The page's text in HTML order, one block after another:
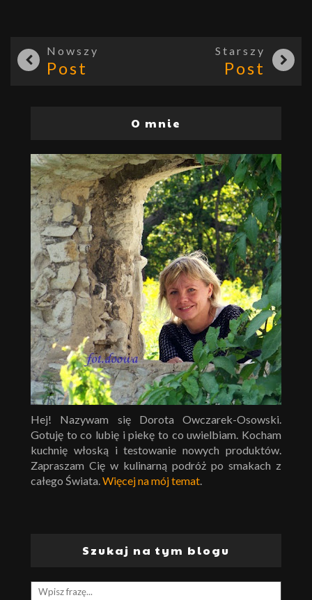
Nowszy
Post
Starszy
Post
O mnie
Hej! Nazywam się Dorota Owczarek-Osowski.
Gotuję to co lubię i piekę to co uwielbiam. Kocham
kuchnię włoską i testowanie nowych produktów.
Zapraszam Cię w kulinarną podróż po smakach z
całego Świata.Więcej na mój temat.
Szukaj na tym blogu